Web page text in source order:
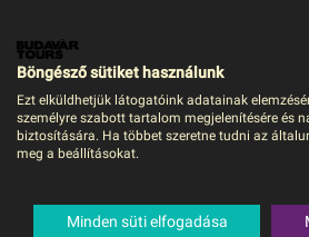
CSILLAGTÚRÁK
PIHENÉSSEL -
Böngésző sütiket használunk
Ezt elküldhetjük látogatóink adatainak
személyre szabott tartalom megjelenítésére és
biztosítására. Ha többet szeretne tudni az
meg a beállításokat.
Minden süti elfogadása